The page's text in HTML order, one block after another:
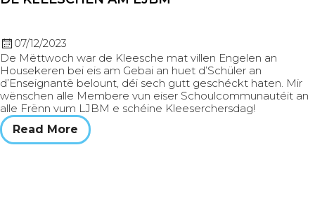
07/12/2023
De Mëttwoch war de Kleesche mat villen Engelen an
Housekeren bei eis am Gebai an huet d’Schüler an
d’Enseignantë belount, déi sech gutt geschéckt haten. Mir
wënschen alle Membere vun eiser Schoulcommunautéit an
alle Frënn vum LJBM e schéine Kleeserchersdag!
Read More